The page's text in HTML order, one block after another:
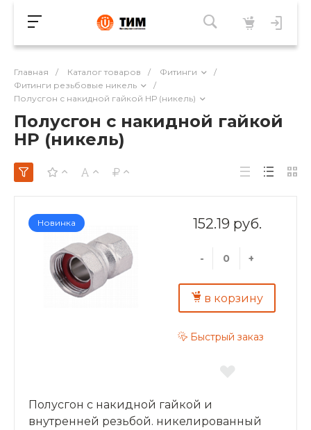
Главная / Каталог товаров / Фитинги
/
Фитинги резьбовые никель
/
Полусгон с накидной гайкой НР (никель)
Полусгон с накидной гайкой
НР (никель)
Новинка 152.19 руб.
- +
в корзину
Быстрый заказ
Полусгон с накидной гайкой и
внутренней резьбой. никелированный